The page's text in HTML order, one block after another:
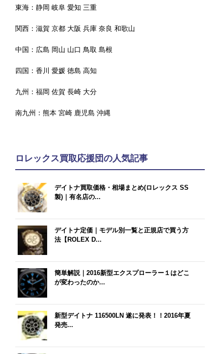
東海：静岡 岐阜 愛知 三重
関西：滋賀 京都 大阪 兵庫 奈良 和歌山
中国： 広島 岡山 山口 鳥取 島根
四国：香川 愛媛 徳島 高知
九州：福岡 佐賀 長崎 大分
南九州：熊本 宮崎 鹿児島 沖縄
ロレックス買取応援団の人気記事
デイトナ買取価格・相場まとめ(ロレックス SS
製)｜有名店の...
デイトナ定価｜モデル別一覧と正規店で買う方
法【ROLEX D...
簡単解説｜2016新型エクスプローラー１はどこ
が変わったのか...
新型デイトナ 116500LN 遂に発表！！2016年夏
発売...